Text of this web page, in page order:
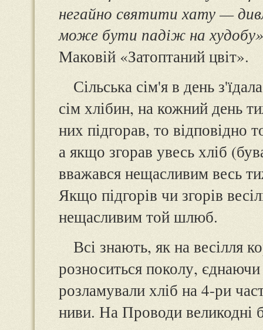
негайно святити хату —
може бути падіж на худобу»
Маковій «Затоптаний цвіт».
Сільська сім'я в день
сім хлібин, на кожний день
них підгорав, то
а якщо згорав увесь хліб
вважався нещасливим весь
Якщо підгорів чи згорів
нещасливим той шлюб.
Всі знають, як на весілля
розноситься поколу,
розламували хліб на 4-ри
ниви. На Проводи великодні